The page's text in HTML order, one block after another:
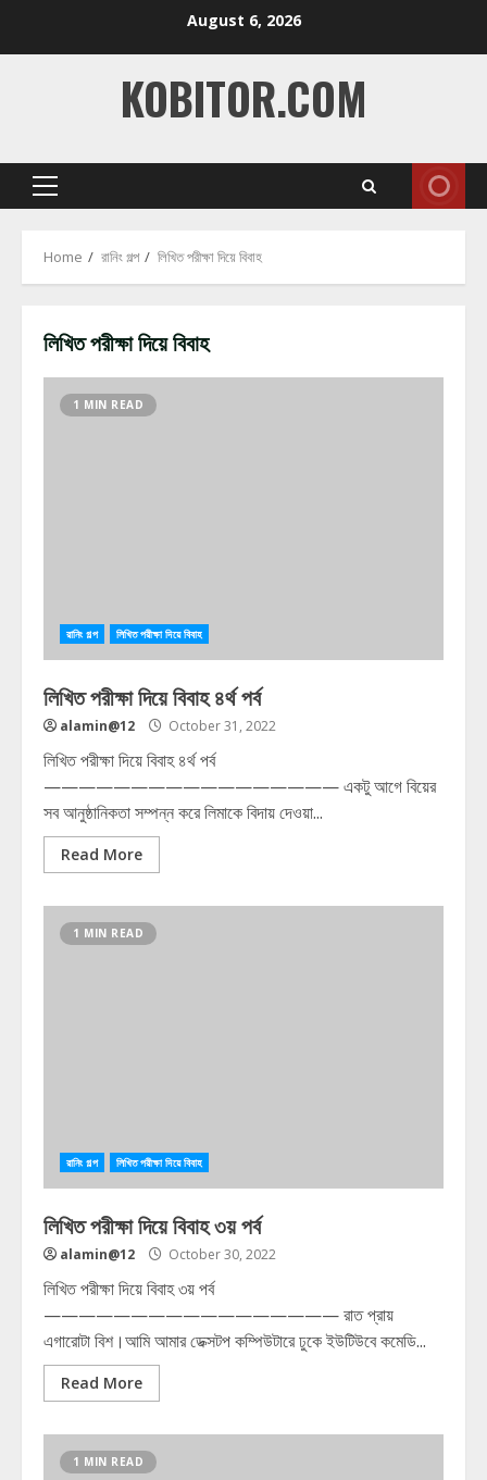
August 6, 2026
KOBITOR.COM
Primary
Home রানিং গল্প লিখিত পরীক্ষা দিয়ে বিবাহ
লিখিত পরীক্ষা দিয়ে বিবাহ
1 MIN READ
রানিং গল্প লিখিত পরীক্ষা দিয়ে বিবাহ
লিখিত পরীক্ষা দিয়ে বিবাহ ৪র্থ পর্ব
alamin@12 October 31, 2022
লিখিত পরীক্ষা দিয়ে বিবাহ ৪র্থ পর্ব
————————————————— একটু আগে বিয়ের
সব আনুষ্ঠানিকতা সম্পন্ন করে লিমাকে বিদায় দেওয়া...
Read More
1 MIN READ
রানিং গল্প লিখিত পরীক্ষা দিয়ে বিবাহ
লিখিত পরীক্ষা দিয়ে বিবাহ ৩য় পর্ব
alamin@12 October 30, 2022
লিখিত পরীক্ষা দিয়ে বিবাহ ৩য় পর্ব
————————————————— রাত প্রায়
এগারোটা বিশ।আমি আমার ডেক্সটপ কম্পিউটারে ঢুকে ইউটিউবে কমেডি...
Read More
1 MIN READ